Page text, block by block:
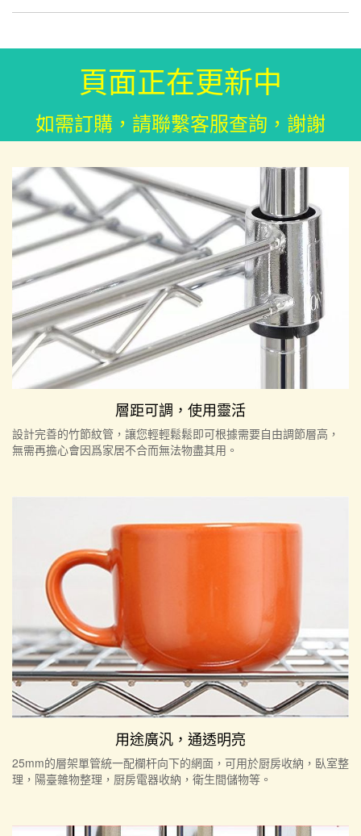
頁面正在更新中
如需訂購，請聯繫客服查詢，謝謝
層距可調，使用靈活
設計完善的竹節紋管，讓您輕輕鬆鬆即可根據需要自由調節層高，
無需再擔心會因爲家居不合而無法物盡其用。
用途廣汎，通透明亮
25mm的層架單管統一配欄杆向下的網面，可用於厨房收納，臥室整
理，陽臺雜物整理，厨房電器收納，衛生間儲物等。